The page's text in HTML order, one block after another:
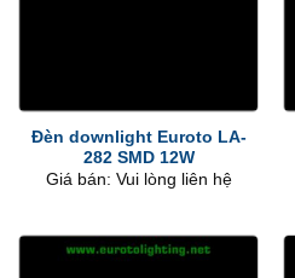
Đèn downlight Euroto LA-
282 SMD 12W
Giá bán: Vui lòng liên hệ